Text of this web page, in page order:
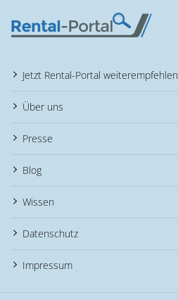
Jetzt Rental-Portal weiterempfehlen
Über uns
Presse
Blog
Wissen
Datenschutz
Impressum